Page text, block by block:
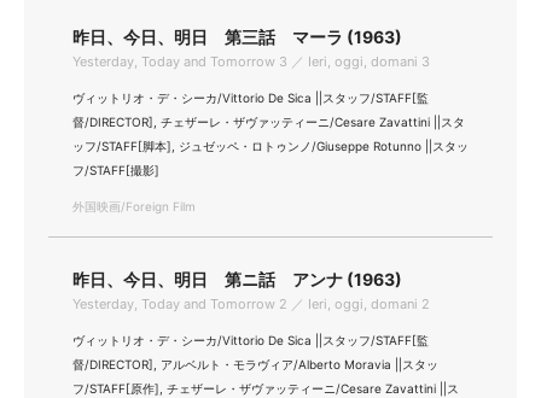
昨日、今日、明日 第三話 マーラ (1963)
Yesterday, Today and Tomorrow 3 ／ Ieri, oggi, domani 3
ヴィットリオ・デ・シーカ/Vittorio De Sica ||スタッフ/STAFF[監
督/DIRECTOR], チェザーレ・ザヴァッティーニ/Cesare Zavattini ||スタ
ッフ/STAFF[脚本], ジュゼッペ・ロトゥンノ/Giuseppe Rotunno ||スタッ
フ/STAFF[撮影]
外国映画/Foreign Film
昨日、今日、明日 第ニ話 アンナ (1963)
Yesterday, Today and Tomorrow 2 ／ Ieri, oggi, domani 2
ヴィットリオ・デ・シーカ/Vittorio De Sica ||スタッフ/STAFF[監
督/DIRECTOR], アルベルト・モラヴィア/Alberto Moravia ||スタッ
フ/STAFF[原作], チェザーレ・ザヴァッティーニ/Cesare Zavattini ||ス